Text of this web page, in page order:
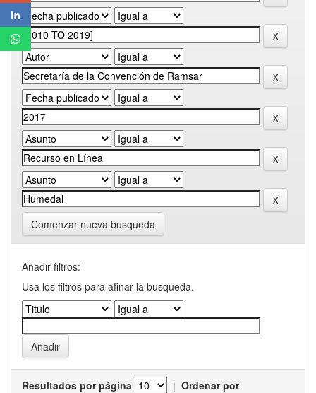
Comenzar nueva busqueda
Añadir filtros:
Usa los filtros para afinar la busqueda.
Resultados por página | Ordenar por